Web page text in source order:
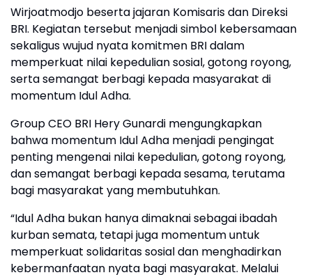
Wirjoatmodjo beserta jajaran Komisaris dan Direksi
BRI. Kegiatan tersebut menjadi simbol kebersamaan
sekaligus wujud nyata komitmen BRI dalam
memperkuat nilai kepedulian sosial, gotong royong,
serta semangat berbagi kepada masyarakat di
momentum Idul Adha.
Group CEO BRI Hery Gunardi mengungkapkan
bahwa momentum Idul Adha menjadi pengingat
penting mengenai nilai kepedulian, gotong royong,
dan semangat berbagi kepada sesama, terutama
bagi masyarakat yang membutuhkan.
“Idul Adha bukan hanya dimaknai sebagai ibadah
kurban semata, tetapi juga momentum untuk
memperkuat solidaritas sosial dan menghadirkan
kebermanfaatan nyata bagi masyarakat. Melalui